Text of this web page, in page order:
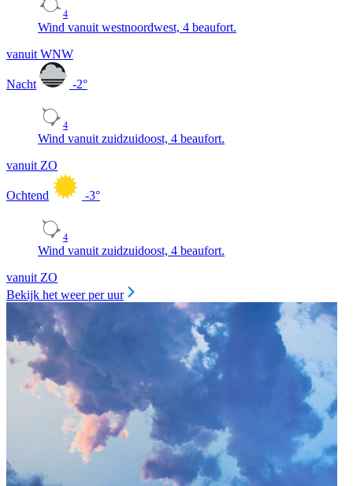
4
Wind vanuit westnoordwest, 4 beaufort.
vanuit WNW
Nacht -2°
4
Wind vanuit zuidzuidoost, 4 beaufort.
vanuit ZO
Ochtend -3°
4
Wind vanuit zuidzuidoost, 4 beaufort.
vanuit ZO
Bekijk het weer per uur